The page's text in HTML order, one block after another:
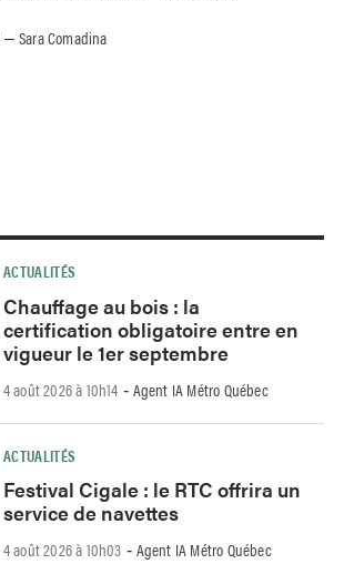
–Sara Comadina
ACTUALITÉS
Chauffage au bois : la
certification obligatoire entre en
vigueur le 1er septembre
4 août 2026 à 10h14 - Agent IA Métro Québec
ACTUALITÉS
Festival Cigale : le RTC offrira un
service de navettes
4 août 2026 à 10h03 - Agent IA Métro Québec